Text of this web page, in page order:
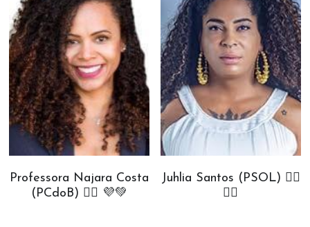
Professora Najara Costa
(PCdoB) ✊🏾 💜💚
Juhlia Santos (PSOL) ✊🏾
💗💙